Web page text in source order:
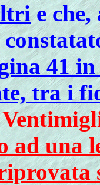
e che,
41
tra i
ad una